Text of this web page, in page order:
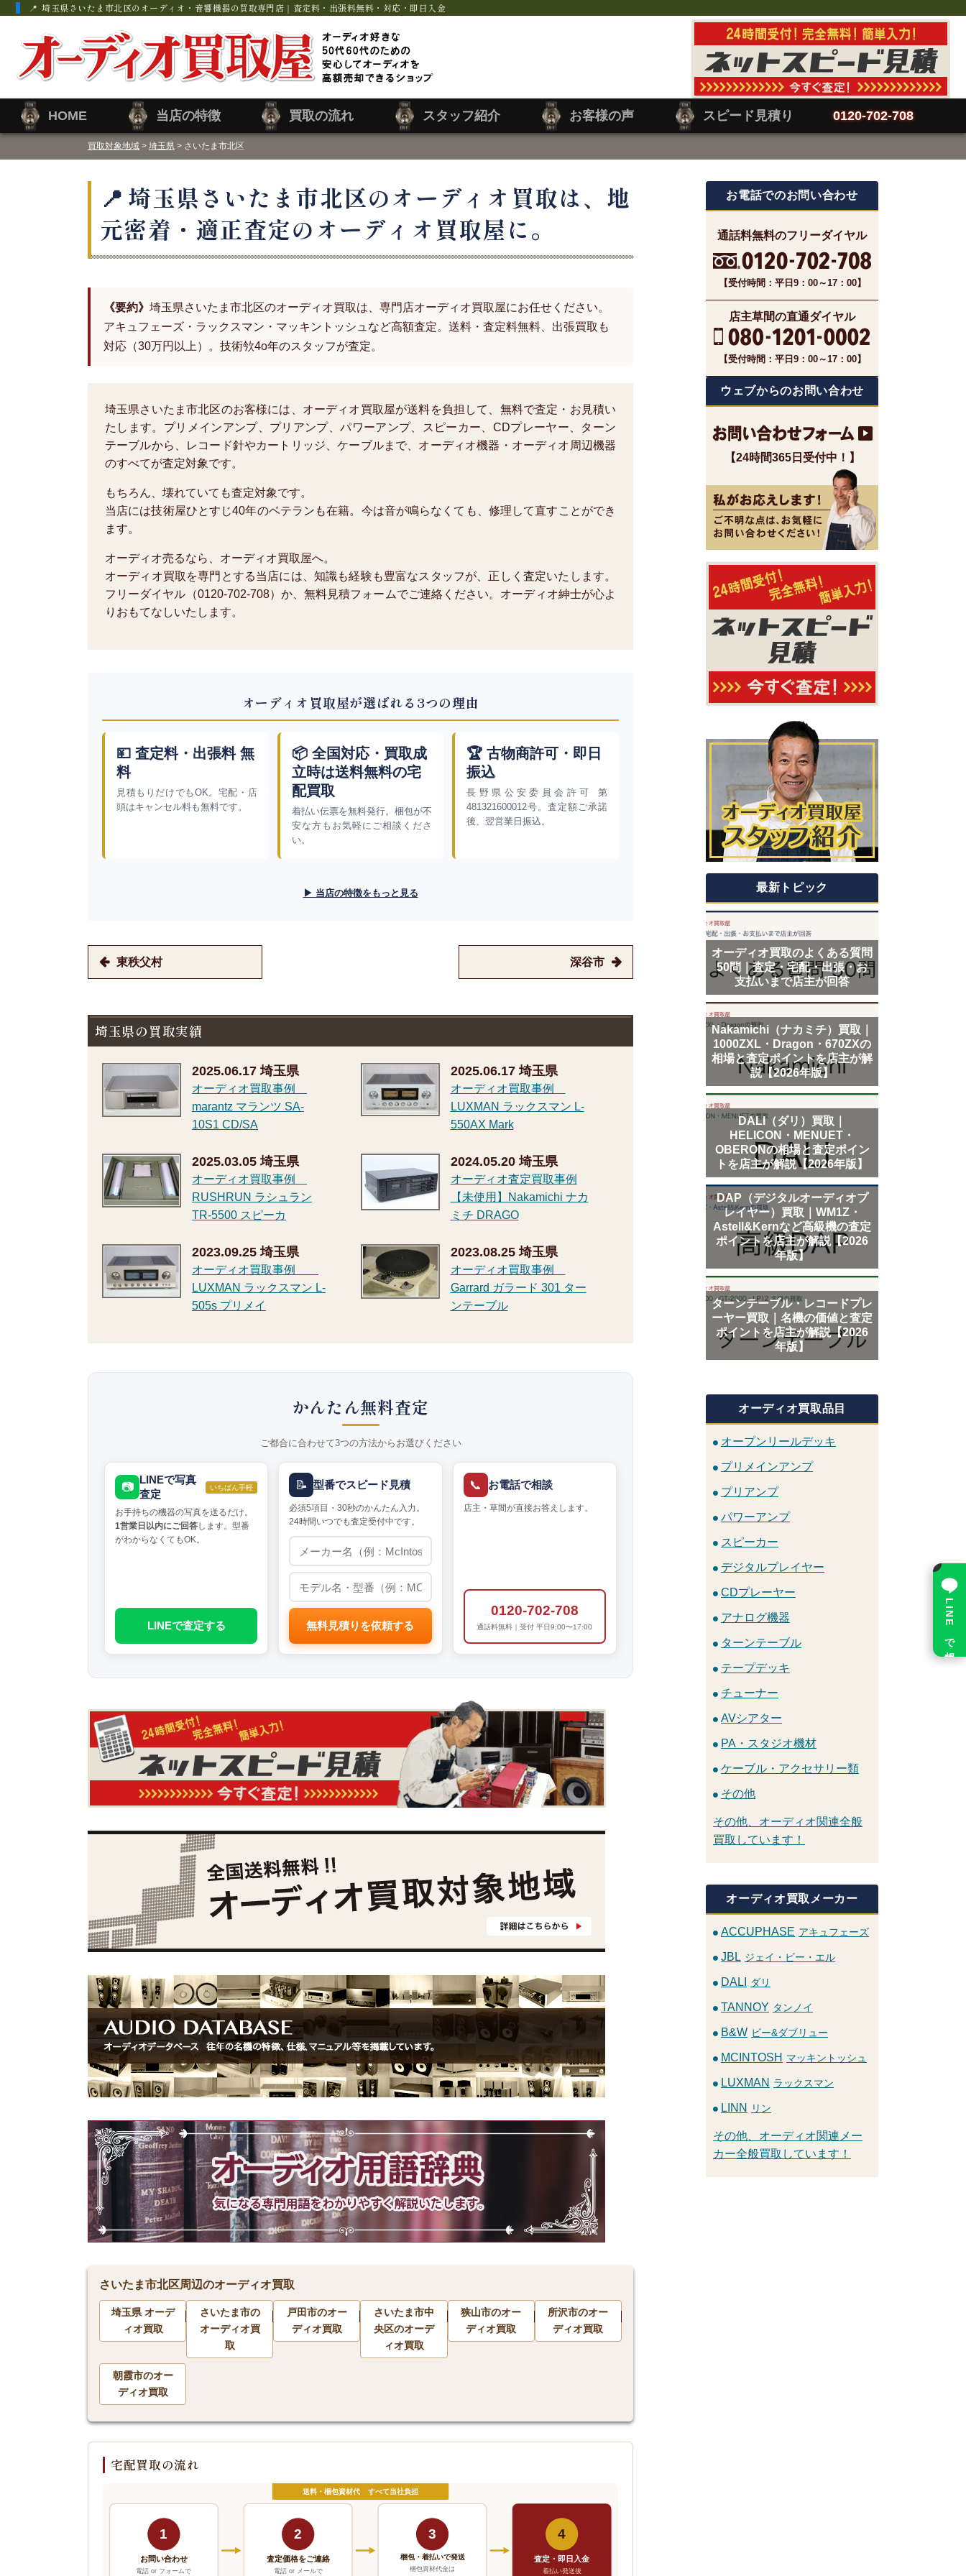
埼玉県さいたま市北区のオーディオ・音響機器の買取専門店｜査定料・出張料無料・対応・即日入金
HOME 当店の特徴 買取の流れ スタッフ紹介 お客様の声 スピード見積り 0120-702-708
買取対象地域 > 埼玉県 > さいたま市北区
埼玉県さいたま市北区のオーディオ買取は、地
元密着・適正査定のオーディオ買取屋に。
《要約》 埼玉県さいたま市北区のオーディオ買取は、専門店オーディオ買取屋にお任せください。
アキュフェーズ・ラックスマン・マッキントッシュなど高額査定。送料・査定料無料、出張買取も
対応（30万円以上）。技術欦4o年のスタッフが査定。
埼玉県さいたま市北区のお客様には、オーディオ買取屋が送料を負担して、無料で査定・お見積い
たします。プリメインアンプ、プリアンプ、パワーアンプ、スピーカー、CDプレーヤー、ターン
テーブルから、レコード針やカートリッジ、ケーブルまで、オーディオ機器・オーディオ周辺機器
のすべてが査定対象です。
もちろん、壊れていても査定対象です。
当店には技術屋ひとすじ40年のベテランも在籍。今は音が鳴らなくても、修理して直すことができ
ます。
オーディオ売るなら、オーディオ買取屋へ。
オーディオ買取を専門とする当店には、知識も経験も豊富なスタッフが、正しく査定いたします。
フリーダイヤル（0120-702-708）か、無料見積フォームでご連絡ください。オーディオ紳士が心よ
りおもてなしいたします。
オーディオ買取屋が選ばれる3つの理由
💴 査定料・出張料 無
料
見積もりだけでもOK。宅配・店
頭はキャンセル料も無料です。
📦 全国対応・買取成
立時は送料無料の宅
配買取
着払い伝票を無料発行。梱包が不
安な方もお気軽にご相談くださ
い。
🏆 古物商許可・即日
振込
長野県公安委員会許可 第
481321600012号。査定額ご承諾
後、翌営業日振込。
▶ 当店の特徴をもっと見る
東秩父村 深谷市
埼玉県の買取実績
2025.06.17 埼玉県
オーディオ買取事例
marantz マランツ SA-
10S1 CD/SA
2025.06.17 埼玉県
オーディオ買取事例
LUXMAN ラックスマン L-
550AX Mark
2025.03.05 埼玉県
オーディオ買取事例
RUSHRUN ラシュラン
TR-5500 スピーカ
2024.05.20 埼玉県
オーディオ査定買取事例
【未使用】Nakamichi ナカ
ミチ DRAGO
2023.09.25 埼玉県
オーディオ買取事例
LUXMAN ラックスマン L-
505s プリメイ
2023.08.25 埼玉県
オーディオ買取事例
Garrard ガラード 301 ター
ンテーブル
かんたん無料査定
ご都合に合わせて3つの方法からお選びください
📷
LINEで写真
査定
いちばん手軽
お手持ちの機器の写真を送るだけ。
1営業日以内にご回答します。型番
がわからなくてもOK。
LINEで査定する
📝 型番でスピード見積
必須5項目・30秒のかんたん入力。
24時間いつでも査定受付中です。
無料見積りを依頼する
📞 お電話で相談
店主・草間が直接お答えします。
0120-702-708
通話料無料｜受付 平日9:00〜17:00
さいたま市北区周辺のオーディオ買取
埼玉県 オーデ
ィオ買取
さいたま市の
オーディオ買
取
戸田市のオー
ディオ買取
さいたま市中
央区のオーデ
ィオ買取
狭山市のオー
ディオ買取
所沢市のオー
ディオ買取
朝霞市のオー
ディオ買取
宅配買取の流れ
送料・梱包資材代 すべて当社負担
1
お問い合わせ
電話 or フォームで
2
査定価格をご連絡
電話 or メールで
3
梱包・着払いで発送
梱包資材代金は
4
査定・即日入金
着払い発送後
お電話でのお問い合わせ
通話料無料のフリーダイヤル
【受付時間：平日9：00～17：00】
店主草間の直通ダイヤル
【受付時間：平日9：00～17：00】
ウェブからのお問い合わせ
【24時間365日受付中！】
最新トピック
オーディオ買取のよくある質問
50問｜査定・宅配・出張・お
支払いまで店主が回答
Nakamichi（ナカミチ）買取｜
1000ZXL・Dragon・670ZXの
相場と査定ポイントを店主が解
説【2026年版】
DALI（ダリ）買取｜
HELICON・MENUET・
OBERONの相場と査定ポイン
トを店主が解説【2026年版】
DAP（デジタルオーディオプ
レイヤー）買取｜WM1Z・
Astell&Kernなど高級機の査定
ポイントを店主が解説【2026
年版】
ターンテーブル・レコードプレ
ーヤー買取｜名機の価値と査定
ポイントを店主が解説【2026
年版】
オーディオ買取品目
オープンリールデッキ
プリメインアンプ
プリアンプ
パワーアンプ
スピーカー
デジタルプレイヤー
CDプレーヤー
アナログ機器
ターンテーブル
テープデッキ
チューナー
AVシアター
PA・スタジオ機材
ケーブル・アクセサリー類
その他
その他、オーディオ関連全般
買取しています！
オーディオ買取メーカー
ACCUPHASE アキュフェーズ
JBL ジェイ・ビー・エル
DALI ダリ
TANNOY タンノイ
B&W ビー&ダブリュー
MCINTOSH マッキントッシュ
LUXMAN ラックスマン
LINN リン
その他、オーディオ関連メー
カー全般買取しています！
LINE で相談
×